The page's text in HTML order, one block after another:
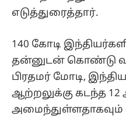
எடுத்துரைத்தார்.
140 கோடி
தன்னுடன் கொண்டு
பிரதமர் மோடி,
ஆற்றலுக்கு கடந்த
அமைந்துள்ளதாகவும்